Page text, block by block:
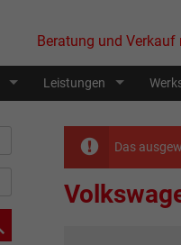
Beratung und
Leistungen
Das